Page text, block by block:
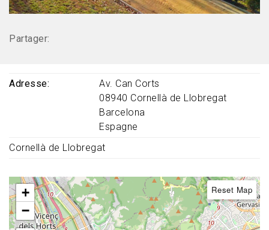
Partager:
Adresse
Av. Can Corts
08940 Cornellà de Llobregat
Barcelona
Espagne
Cornellà de Llobregat
+
−
Reset Map